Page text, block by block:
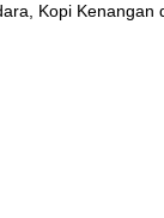
Kopi Kenangan